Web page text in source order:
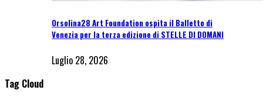
Orsolina28 Art Foundation ospita il Balletto di
Venezia per la terza edizione di STELLE DI DOMANI
Luglio 28, 2026
Tag Cloud